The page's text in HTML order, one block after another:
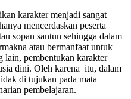
karakter menjadi sangat
mencerdaskan peserta
sopan santun sehingga dalam
atau bermanfaat untuk
lain, pembentukan karakter
dini. Oleh karena itu, dalam
di tujukan pada mata
pembelajaran.